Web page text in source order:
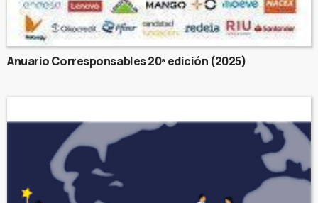
Anuario Corresponsables 20ª edición (2025)